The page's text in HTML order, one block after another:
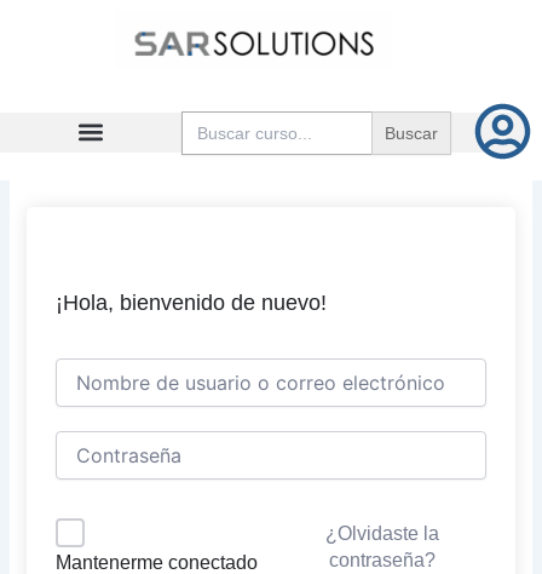
Buscar:
¡Hola, bienvenido de nuevo!
Mantenerme conectado
¿Olvidaste la
contraseña?